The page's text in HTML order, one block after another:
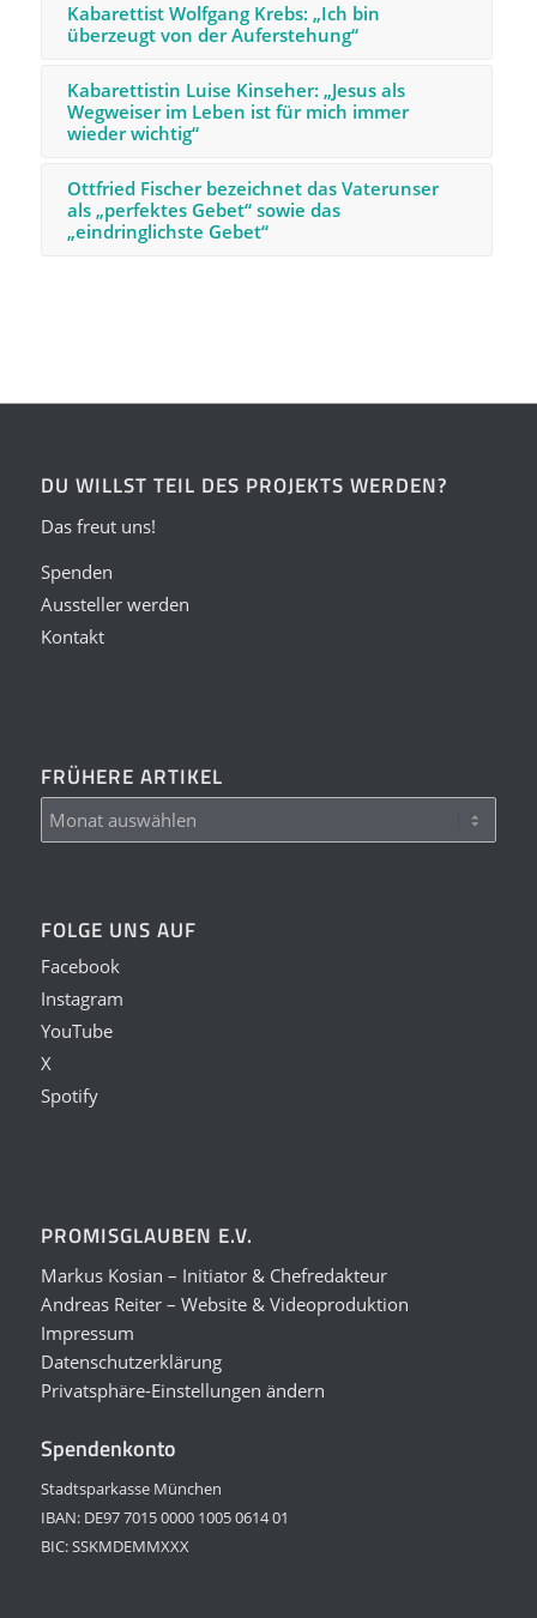
Kabarettist Wolfgang Krebs: „Ich bin
überzeugt von der Auferstehung“
Kabarettistin Luise Kinseher: „Jesus als
Wegweiser im Leben ist für mich immer
wieder wichtig“
Ottfried Fischer bezeichnet das Vaterunser
als „perfektes Gebet“ sowie das
„eindringlichste Gebet“
DU WILLST TEIL DES PROJEKTS WERDEN?
Das freut uns!
Spenden
Aussteller werden
Kontakt
FRÜHERE ARTIKEL
FOLGE UNS AUF
Facebook
Instagram
YouTube
X
Spotify
PROMISGLAUBEN E.V.
Markus Kosian – Initiator & Chefredakteur
Andreas Reiter – Website & Videoproduktion
Impressum
Datenschutzerklärung
Privatsphäre-Einstellungen ändern
Spendenkonto
Stadtsparkasse München
IBAN: DE97 7015 0000 1005 0614 01
BIC: SSKMDEMMXXX